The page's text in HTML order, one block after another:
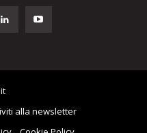
alla newsletter